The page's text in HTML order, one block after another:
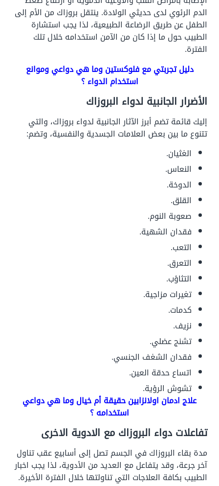
الدم الرئوي لدى حديثي الولادة. ينتقل بروزاك من الأم إلى
الطفل عن طريق الرضاعة الطبيعية، لذا يجب استشارة
الطبيب حول ما إذا كان من الآمن استخدامه خلال تلك
الفترة.
دليل تجربتي مع فلوكستين وما هي دواعي وموانع
استخدام الدواء ؟
الأضرار الجانبية لدواء البروزاك
إليك قائمة تضم أبرز الآثار الجانبية لدواء بروزاك، والتي
تتنوع ما بين بعض العلامات الجسدية والنفسية، وتضم:
الغثيان.
النعاس.
الدوخة.
القلق.
صعوبة النوم.
فقدان الشهية.
التعب.
التعرق.
التثاؤب.
تغيرات مزاجية.
كدمات.
نزيف.
تشنج عضلي.
فقدان الشغف الجنسي.
اتساع حدقة العين.
تشوش الرؤية.
علاج ادمان اولانزابين حقيقة أم خيال وما هي دواعي
استخدامه ؟
تفاعلات دواء البروزاك مع الادوية الاخرى
مدة بقاء البروزاك في الجسم تصل إلى أسابيع عقب تناول
آخر جرعة، وقد يتفاعل مع العديد من الأدوية، لذا يجب اخبار
الطبيب بكافة العلاجات التي تناولتها خلال الفترة الأخيرة.